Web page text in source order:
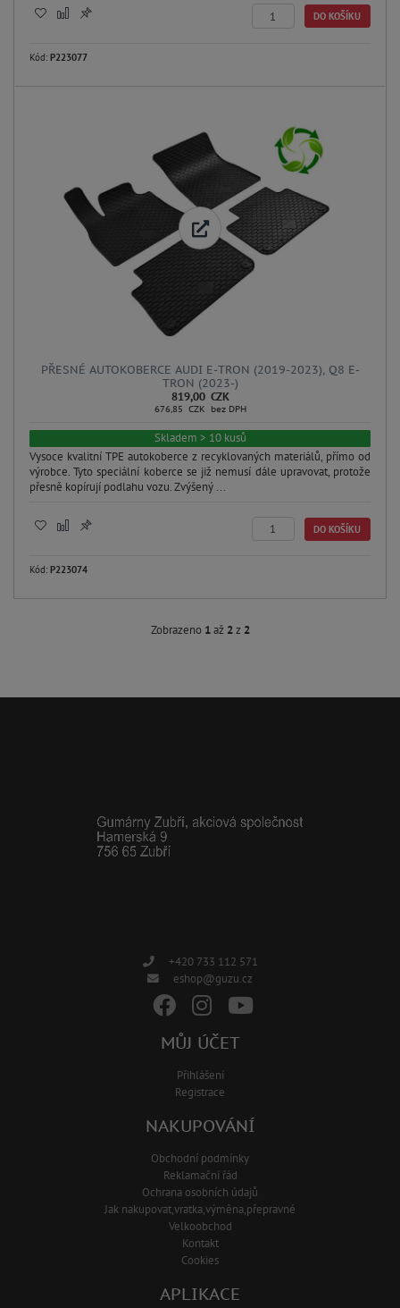
DO KOŠÍKU
Kód: P223077
PŘESNÉ AUTOKOBERCE AUDI E-TRON (2019-2023), Q8 E-
TRON (2023-)
819,00 CZK
676,85 CZK bez DPH
Skladem > 10 kusů
Vysoce kvalitní TPE autokoberce z recyklovaných materiálů, přímo od
výrobce. Tyto speciální koberce se již nemusí dále upravovat, protože
přesně kopírují podlahu vozu. Zvýšený ...
DO KOŠÍKU
Kód: P223074
Zobrazeno 1až 2z 2
+420 733 112 571
eshop@guzu.cz
MŮJ ÚČET
Přihlášení
Registrace
NAKUPOVÁNÍ
Obchodní podmínky
Reklamační řád
Ochrana osobních údajů
Jak nakupovat,vratka,výměna,přepravné
Velkoobchod
Kontakt
Cookies
APLIKACE